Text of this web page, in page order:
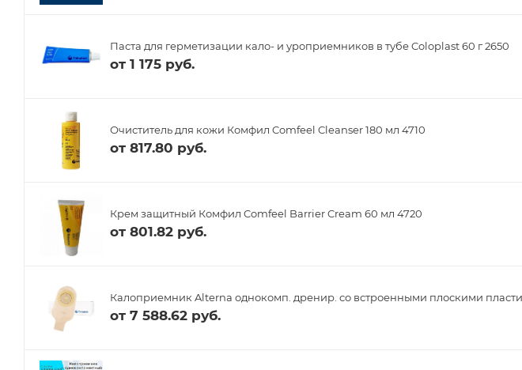
Паста для герметизации кало- и уроприемников в тубе Coloplast 60 г 2650
от 1 175 руб.
Очиститель для кожи Комфил Comfeel Cleanser 180 мл 4710
от 817.80 руб.
Крем защитный Комфил Comfeel Barrier Cream 60 мл 4720
от 801.82 руб.
Калоприемник Alterna однокомп. дренир. со встроенными плоскими
от 7 588.62 руб.